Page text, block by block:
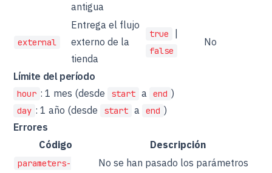
antigua
external
Entrega el flujo
externo de la
tienda
true
false
No
Límite del período
hour : 1 mes (desde start a end )
day : 1 año (desde start a end )
Errores
Código
Descripción
parameters-
No se han pasado los parámetros